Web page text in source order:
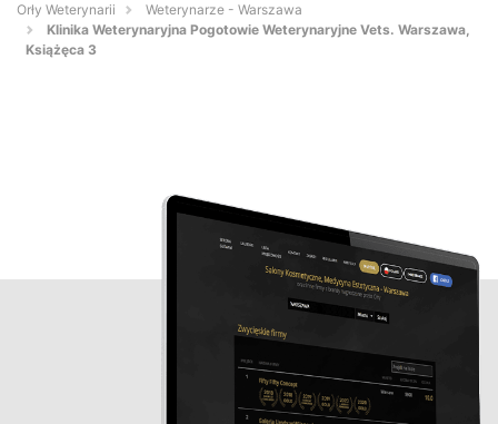
Orły Weterynarii
Weterynarze - Warszawa
Klinika Weterynaryjna Pogotowie Weterynaryjne Vets. Warszawa,
Książęca 3